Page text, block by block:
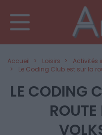
Accueil Loisirs
Activités
Le Coding Club est sur la
LE CODING